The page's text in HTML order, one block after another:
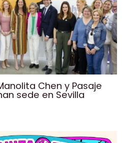
Chen y Pasaje
sede en Sevilla